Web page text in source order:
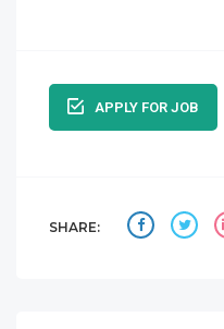
APPLY FOR JOB
SHARE: